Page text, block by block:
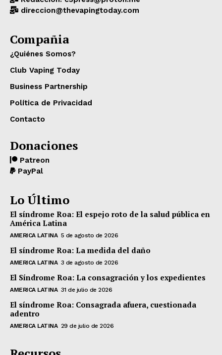
direccion@thevapingtoday.com
Compañia
¿Quiénes Somos?
Club Vaping Today
Business Partnership
Política de Privacidad
Contacto
Donaciones
Patreon
PayPal
Lo Último
El síndrome Roa: El espejo roto de la salud pública en
América Latina
AMERICA LATINA 5 de agosto de 2026
El síndrome Roa: La medida del daño
AMERICA LATINA 3 de agosto de 2026
El Síndrome Roa: La consagración y los expedientes
AMERICA LATINA 31 de julio de 2026
El síndrome Roa: Consagrada afuera, cuestionada
adentro
AMERICA LATINA 29 de julio de 2026